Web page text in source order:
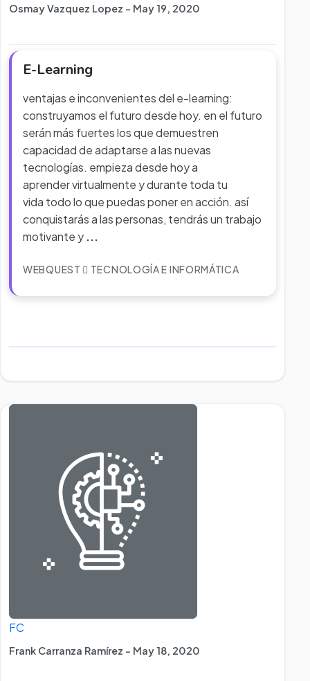
Osmay Vazquez Lopez - May 19, 2020
E-Learning
ventajas e inconvenientes del e-learning:
construyamos el futuro desde hoy. en el futuro
serán más fuertes los que demuestren
capacidad de adaptarse a las nuevas
tecnologías. empieza desde hoy a
aprender virtualmente y durante toda tu
vida todo lo que puedas poner en acción. así
conquistarás a las personas, tendrás un trabajo
motivante y ...
WEBQUEST TECNOLOGÍA E INFORMÁTICA
FC
Frank Carranza Ramírez - May 18, 2020